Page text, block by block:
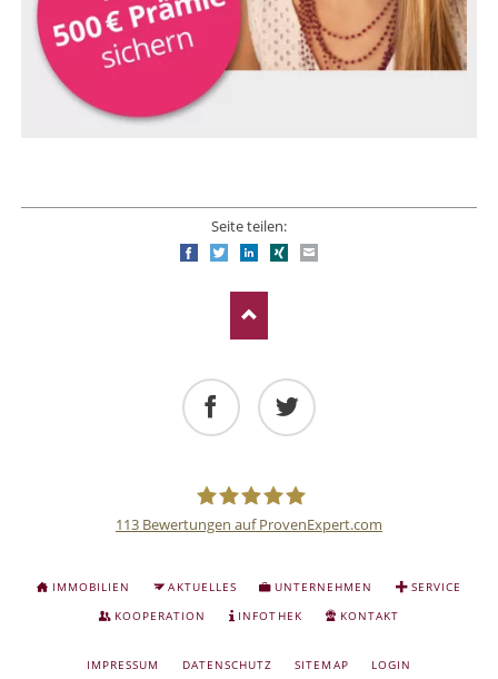
Seite teilen:
FacebookTwitterLinkedIn
Xing
Anlage
113 Bewertungen auf ProvenExpert.com
NAVIGATION
ÜBERSPRINGEN
IMMOBILIEN AKTUELLES UNTERNEHMEN
SERVICE
KOOPERATION
INFOTHEK KONTAKT
IMPRESSUM DATENSCHUTZ SITEMAP LOGIN